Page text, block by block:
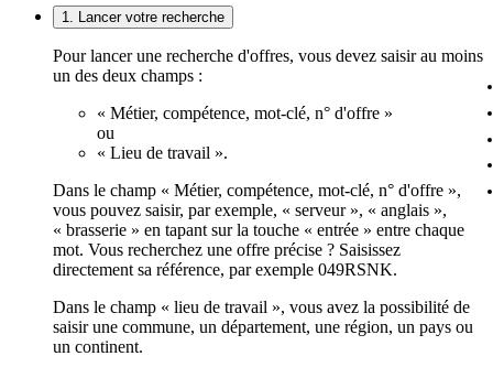
1. Lancer votre recherche
Pour lancer une recherche d'offres, vous devez saisir au moins
un des deux champs :
« Métier, compétence, mot-clé, n° d'offre »
ou
« Lieu de travail ».
Dans le champ « Métier, compétence, mot-clé, n° d'offre »,
vous pouvez saisir, par exemple, « serveur », « anglais »,
« brasserie » en tapant sur la touche « entrée » entre chaque
mot. Vous recherchez une offre précise ? Saisissez
directement sa référence, par exemple 049RSNK.
Dans le champ « lieu de travail », vous avez la possibilité de
saisir une commune, un département, une région, un pays ou
un continent.